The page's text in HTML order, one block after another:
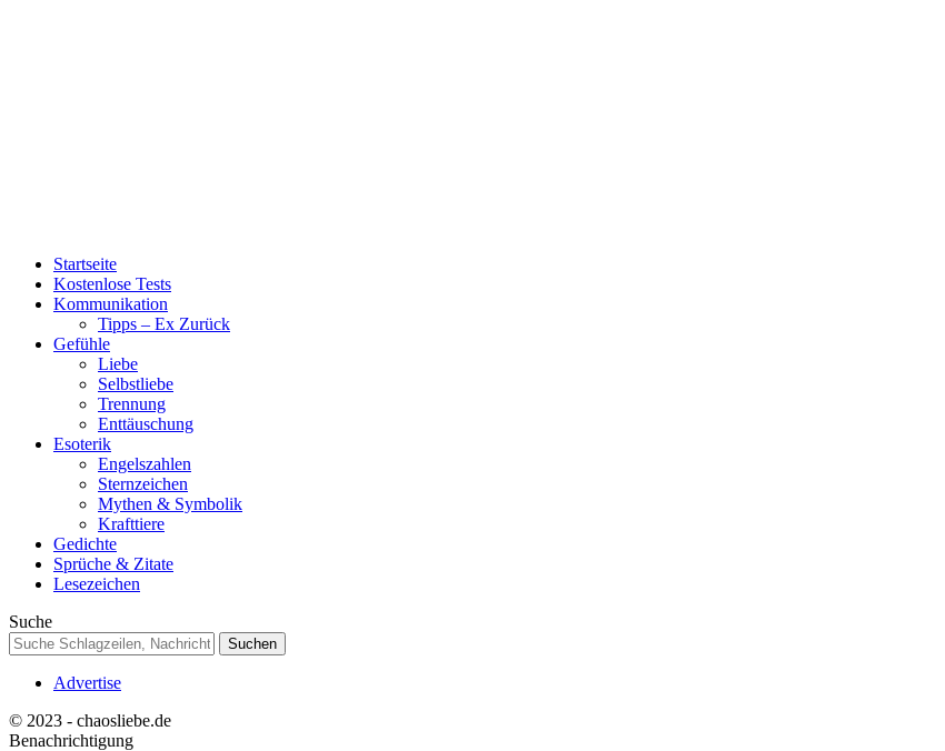
Startseite
Kostenlose Tests
Kommunikation
Tipps – Ex Zurück
Gefühle
Liebe
Selbstliebe
Trennung
Enttäuschung
Esoterik
Engelszahlen
Sternzeichen
Mythen & Symbolik
Krafttiere
Gedichte
Sprüche & Zitate
Lesezeichen
Suche
Advertise
© 2023 - chaosliebe.de
Benachrichtigung